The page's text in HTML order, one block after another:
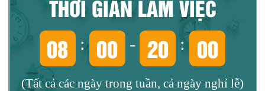
THỜI GIAN LÀM VIỆC
08 : 00 - 20 : 00
(Tất cả các ngày trong tuần, cả ngày nghỉ lễ)